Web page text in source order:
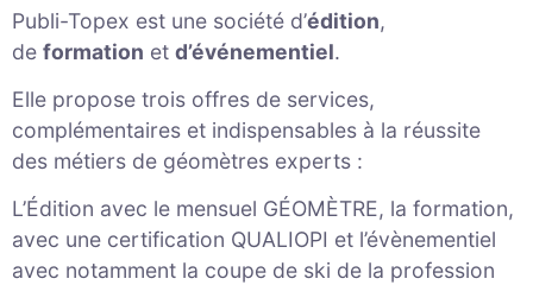
Publi-Topex est une société d’édition,
de formation et d’événementiel.
Elle propose trois offres de services,
complémentaires et indispensables à la réussite
des métiers de géomètres experts :
L’Édition avec le mensuel GÉOMÈTRE, la formation,
avec une certification QUALIOPI et l’évènementiel
avec notamment la coupe de ski de la profession